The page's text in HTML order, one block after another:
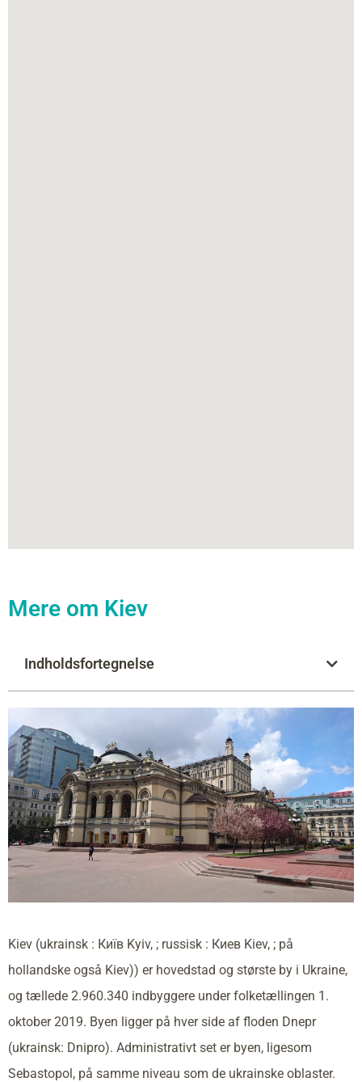
Mere om Kiev
Indholdsfortegnelse
Kiev (ukrainsk : Київ Kyiv, ; russisk : Киев Kiev, ; på
hollandske også Kiev)) er hovedstad og største by i Ukraine,
og tællede 2.960.340 indbyggere under folketællingen 1.
oktober 2019. Byen ligger på hver side af floden Dnepr
(ukrainsk: Dnipro). Administrativt set er byen, ligesom
Sebastopol, på samme niveau som de ukrainske oblaster.